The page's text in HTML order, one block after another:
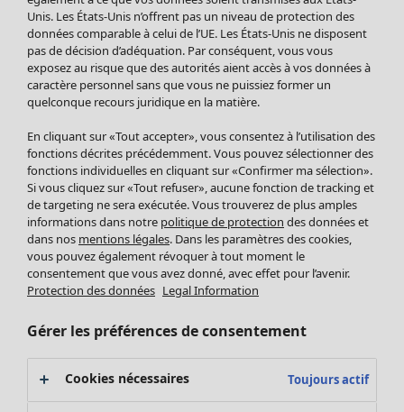
Blouses
Tops
Gilets
Pantalon
Jupes
Leggings et collants
Accessoires
Chaussures
Vêtements de bain
Basics
Soldes Mobilier
Bonnes affaires déco
Décoration
Textiles
Tapis
Éponge
Unis. Les États-Unis n’offrent pas un niveau de protection des
données comparable à celui de l’UE. Les États-Unis ne disposent
pas de décision d’adéquation. Par conséquent, vous vous
exposez au risque que des autorités aient accès à vos données à
caractère personnel sans que vous ne puissiez former un
quelconque recours juridique en la matière.
En cliquant sur «Tout accepter», vous consentez à l’utilisation des
fonctions décrites précédemment. Vous pouvez sélectionner des
fonctions individuelles en cliquant sur «Confirmer ma sélection».
Si vous cliquez sur «Tout refuser», aucune fonction de tracking et
de targeting ne sera exécutée. Vous trouverez de plus amples
informations dans notre politique de protection des données et
dans nos mentions légales. Dans les paramètres des cookies,
vous pouvez également révoquer à tout moment le
consentement que vous avez donné, avec effet pour l’avenir.
Protection des données Legal Information
Gérer les préférences de consentement
Cookies nécessaires Toujours actif